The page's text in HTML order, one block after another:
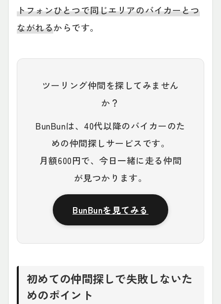
トフォンひとつで同じエリアのバイカーとつ
ながれるからです。
ツーリング仲間を探してみません
か？
BunBunは、40代以降のバイカーのた
めの仲間探しサービスです。
月額600円で、今日一緒に走る仲間
が見つかります。
BunBunを見てみる
初めての仲間探しで失敗しないた
めのポイント